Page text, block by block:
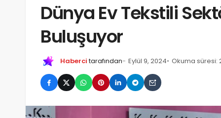
Dünya Ev Tekstili
Buluşuyor
Haberci tarafından Eylül 9, 2024 Okuma süresi: